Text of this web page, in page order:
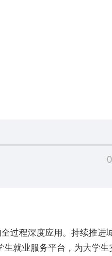
过程深度应用。持续推进
生就业服务平台，为大学